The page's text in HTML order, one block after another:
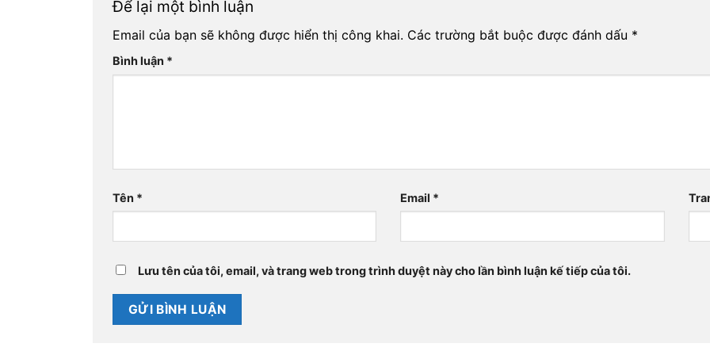
Để lại một bình luận
Email của bạn sẽ không được hiển thị công khai. Các trường bắt buộc được đánh dấu *
Bình luận *
Tên * Email *
Lưu tên của tôi, email, và trang web trong trình duyệt này cho lần bình luận kế tiếp của tôi.